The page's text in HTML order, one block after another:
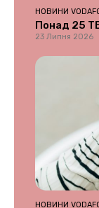
НОВИНИ
Понад 25
23 Липня 2026
НОВИНИ